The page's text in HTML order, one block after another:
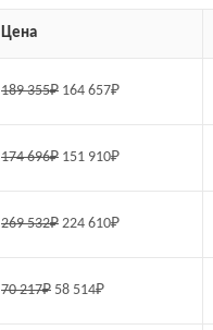
Цена
189 355₽ 164 657₽
174 696₽ 151 910₽
269 532₽ 224 610₽
70 217₽ 58 514₽